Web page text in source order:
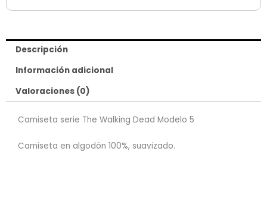
Descripción
Información adicional
Valoraciones (0)
Camiseta serie The Walking Dead Modelo 5
Camiseta en algodón 100%, suavizado.